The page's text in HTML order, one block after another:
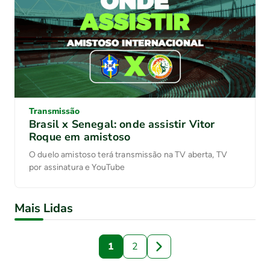
Transmissão
Brasil x Senegal: onde assistir Vitor
Roque em amistoso
O duelo amistoso terá transmissão na TV aberta, TV
por assinatura e YouTube
Mais Lidas
1 2